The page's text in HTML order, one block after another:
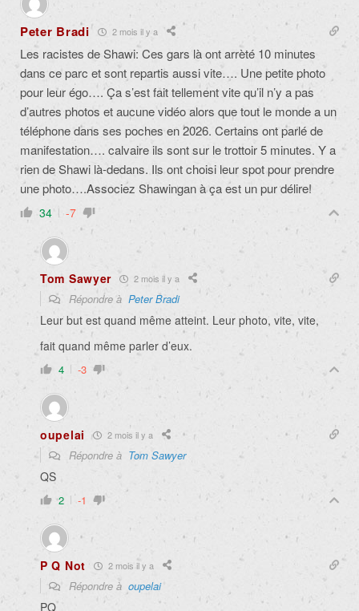
Peter Bradi 2 mois il y a
Les racistes de Shawi: Ces gars là ont arrèté 10 minutes
dans ce parc et sont repartis aussi vite…. Une petite photo
pour leur égo…. Ça s’est fait tellement vite qu’il n’y a pas
d’autres photos et aucune vidéo alors que tout le monde a un
téléphone dans ses poches en 2026. Certains ont parlé de
manifestation…. calvaire ils sont sur le trottoir 5 minutes. Y a
rien de Shawi là-dedans. Ils ont choisi leur spot pour prendre
une photo….Associez Shawingan à ça est un pur délire!
34 -7
Tom Sawyer 2 mois il y a
Répondre à Peter Bradi
Leur but est quand même atteint. Leur photo, vite, vite,
fait quand même parler d’eux.
4 -3
oupelai 2 mois il y a
Répondre à Tom Sawyer
QS
2 -1
P Q Not 2 mois il y a
Répondre à oupelai
PQ